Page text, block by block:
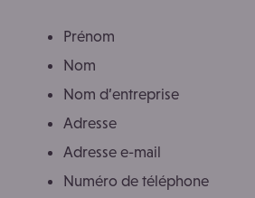
Prénom
Nom
Nom d’entreprise
Adresse
Adresse e-mail
Numéro de téléphone